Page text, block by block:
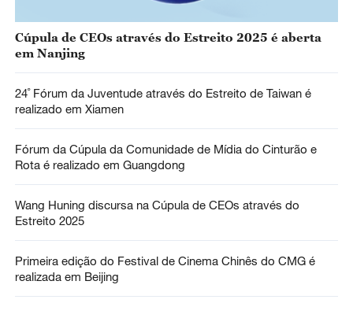
Cúpula de CEOs através do Estreito 2025 é aberta
em Nanjing
24˚ Fórum da Juventude através do Estreito de Taiwan é
realizado em Xiamen
Fórum da Cúpula da Comunidade de Mídia do Cinturão e
Rota é realizado em Guangdong
Wang Huning discursa na Cúpula de CEOs através do
Estreito 2025
Primeira edição do Festival de Cinema Chinês do CMG é
realizada em Beijing